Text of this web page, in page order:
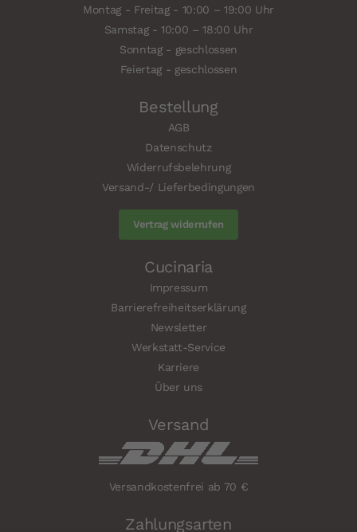
Montag - Freitag - 10:00 – 19:00 Uhr
Samstag - 10:00 – 18:00 Uhr
Sonntag - geschlossen
Feiertag - geschlossen
Bestellung
AGB
Datenschutz
Widerrufsbelehrung
Versand-/ Lieferbedingungen
Vertrag widerrufen
Cucinaria
Impressum
Barrierefreiheitserklärung
Newsletter
Werkstatt-Service
Karriere
Über uns
Versand
Versandkostenfrei ab 70 €
Zahlungsarten